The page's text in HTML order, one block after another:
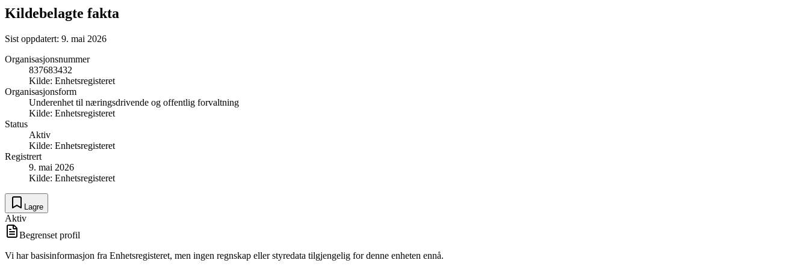
Kildebelagte fakta
Sist oppdatert: 9. mai 2026
Organisasjonsnummer
837683432
Kilde: Enhetsregisteret
Organisasjonsform
Underenhet til næringsdrivende og offentlig forvaltning
Kilde: Enhetsregisteret
Status
Aktiv
Kilde: Enhetsregisteret
Registrert
9. mai 2026
Kilde: Enhetsregisteret
Lagre
Aktiv
Begrenset profil
Vi har basisinformasjon fra Enhetsregisteret, men ingen regnskap eller styredata tilgjengelig for denne enheten ennå.